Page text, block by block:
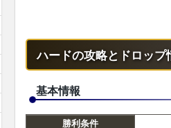
【特性1】
戦闘開始時に攻撃力を10%UPす
【弱点】
ハードの攻略とドロップ
基本情報
勝利条件